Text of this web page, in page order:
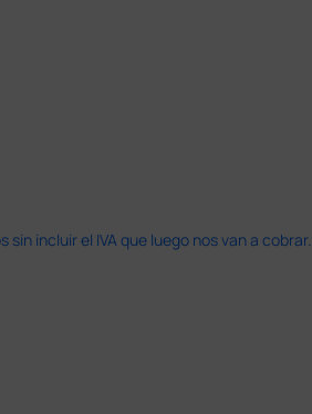
incluir el IVA que luego nos van a cobrar.